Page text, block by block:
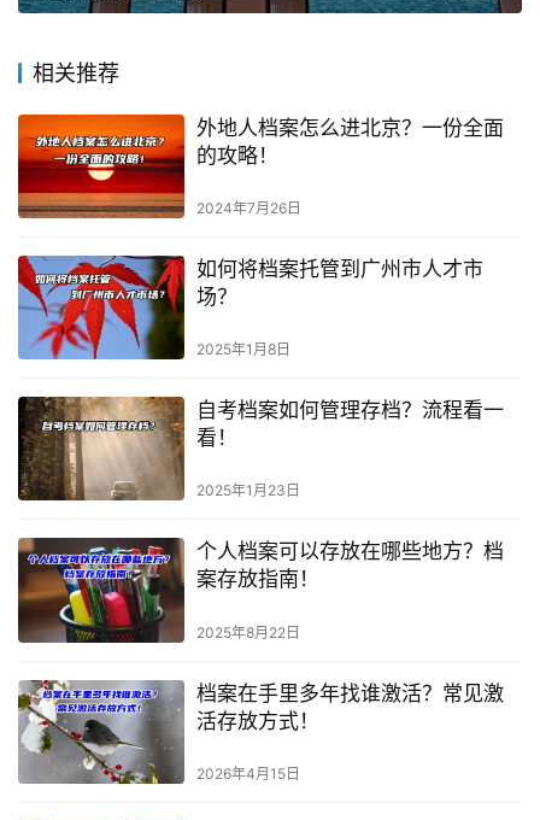
相关推荐
外地人档案怎么进北京？一份全面
的攻略！
2024年7月26日
如何将档案托管到广州市人才市
场？
2025年1月8日
自考档案如何管理存档？流程看一
看！
2025年1月23日
个人档案可以存放在哪些地方？档
案存放指南！
2025年8月22日
档案在手里多年找谁激活？常见激
活存放方式！
2026年4月15日